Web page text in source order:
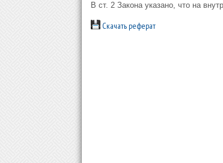
В ст. 2 Закона указано, что на
Скачать реферат